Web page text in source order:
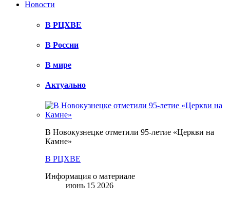
Новости
В РЦХВЕ
В России
В мире
Актуально
В Новокузнецке отметили 95-летие «Церкви на
Камне»
В РЦХВЕ
Информация о материале
июнь 15 2026